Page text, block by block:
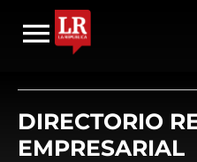
DIRECTORIO
EMPRESARIAL